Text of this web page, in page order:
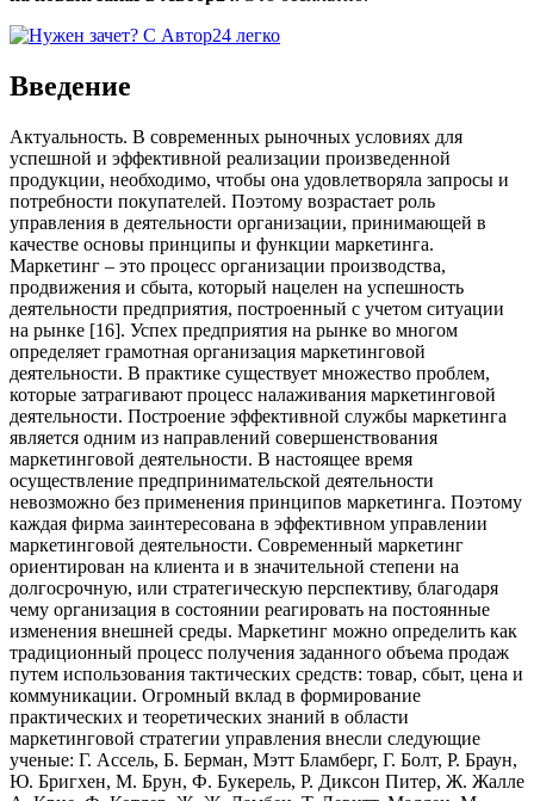
Введение
Актуальность. В современных рыночных условиях для
успешной и эффективной реализации произведенной
продукции, необходимо, чтобы она удовлетворяла запросы и
потребности покупателей. Поэтому возрастает роль
управления в деятельности организации, принимающей в
качестве основы принципы и функции маркетинга.
Маркетинг – это процесс организации производства,
продвижения и сбыта, который нацелен на успешность
деятельности предприятия, построенный с учетом ситуации
на рынке [16]. Успех предприятия на рынке во многом
определяет грамотная организация маркетинговой
деятельности. В практике существует множество проблем,
которые затрагивают процесс налаживания маркетинговой
деятельности. Построение эффективной службы маркетинга
является одним из направлений совершенствования
маркетинговой деятельности. В настоящее время
осуществление предпринимательской деятельности
невозможно без применения принципов маркетинга. Поэтому
каждая фирма заинтересована в эффективном управлении
маркетинговой деятельности. Современный маркетинг
ориентирован на клиента и в значительной степени на
долгосрочную, или стратегическую перспективу, благодаря
чему организация в состоянии реагировать на постоянные
изменения внешней среды. Маркетинг можно определить как
традиционный процесс получения заданного объема продаж
путем использования тактических средств: товар, сбыт, цена и
коммуникации. Огромный вклад в формирование
практических и теоретических знаний в области
маркетинговой стратегии управления внесли следующие
ученые: Г. Ассель, Б. Берман, Мэтт Бламберг, Г. Болт, Р. Браун,
Ю. Бригхен, М. Брун, Ф. Букерель, Р. Диксон Питер, Ж. Жалле